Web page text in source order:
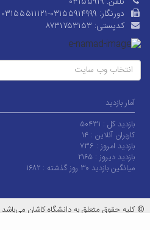
دورنگار: ۰۳۱۵۵۵۱۱۱۲۱-۰۳۱۵۵۹۱۴۹۹۹
کدپستی: ۸۷۳۱۷۵۳۱۵۳
انتخاب وب سایت
آمار بازدید
بازدید کل : ۵۰۴۳۱
کاربران آنلاین : ۱۴
بازدید امروز : ۷۳۶
بازدید دیروز : ۲۱۶۵
میانگین بازدید ۳۰ روز گذشته :
۱۶۸۲
© کلیه حقوق متعلق به دانشگاه کاشان می‌باشد.